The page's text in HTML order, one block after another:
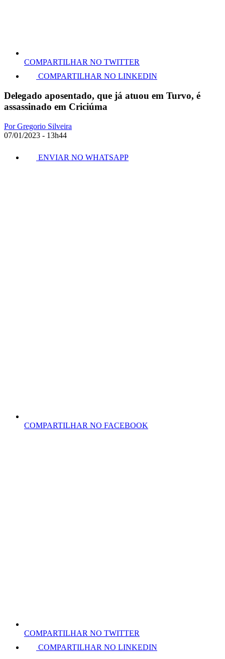
COMPARTILHAR NO TWITTER
COMPARTILHAR NO LINKEDIN
Delegado aposentado, que já atuou em Turvo, é
assassinado em Criciúma
Por Gregorio Silveira
07/01/2023 - 13h44
ENVIAR NO WHATSAPP
COMPARTILHAR NO FACEBOOK
COMPARTILHAR NO TWITTER
COMPARTILHAR NO LINKEDIN